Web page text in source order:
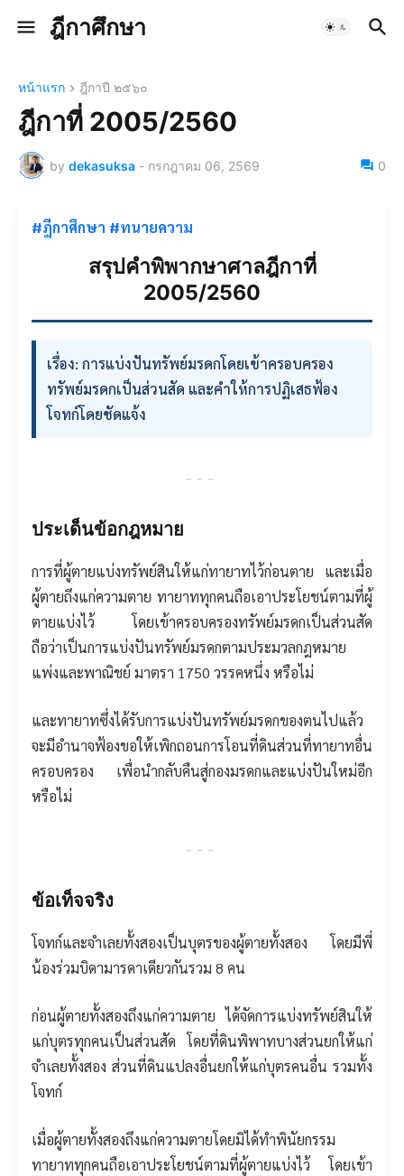
ฎีกาศึกษา
หน้าแรก ฎีกาปี ๒๕๖๐
ฎีกาที่ 2005/2560
by dekasuksa - กรกฎาคม 06, 2569 0
#ฎีกาศึกษา #ทนายความ
สรุปคำพิพากษาศาลฎีกาที่
2005/2560
เรื่อง: การแบ่งปันทรัพย์มรดกโดยเข้าครอบครอง
ทรัพย์มรดกเป็นส่วนสัด และคำให้การปฏิเสธฟ้อง
โจทก์โดยชัดแจ้ง
---
ประเด็นข้อกฎหมาย
การที่ผู้ตายแบ่งทรัพย์สินให้แก่ทายาทไว้ก่อนตาย และเมื่อ
ผู้ตายถึงแก่ความตาย ทายาททุกคนถือเอาประโยชน์ตามที่ผู้
ตายแบ่งไว้ โดยเข้าครอบครองทรัพย์มรดกเป็นส่วนสัด
ถือว่าเป็นการแบ่งปันทรัพย์มรดกตามประมวลกฎหมาย
แพ่งและพาณิชย์ มาตรา 1750 วรรคหนึ่ง หรือไม่
และทายาทซึ่งได้รับการแบ่งปันทรัพย์มรดกของตนไปแล้ว
จะมีอำนาจฟ้องขอให้เพิกถอนการโอนที่ดินส่วนที่ทายาทอื่น
ครอบครอง เพื่อนำกลับคืนสู่กองมรดกและแบ่งปันใหม่อีก
หรือไม่
---
ข้อเท็จจริง
โจทก์และจำเลยทั้งสองเป็นบุตรของผู้ตายทั้งสอง โดยมีพี่
น้องร่วมบิดามารดาเดียวกันรวม 8 คน
ก่อนผู้ตายทั้งสองถึงแก่ความตาย ได้จัดการแบ่งทรัพย์สินให้
แก่บุตรทุกคนเป็นส่วนสัด โดยที่ดินพิพาทบางส่วนยกให้แก่
จำเลยทั้งสอง ส่วนที่ดินแปลงอื่นยกให้แก่บุตรคนอื่น รวมทั้ง
โจทก์
เมื่อผู้ตายทั้งสองถึงแก่ความตายโดยมิได้ทำพินัยกรรม
ทายาททุกคนถือเอาประโยชน์ตามที่ผู้ตายแบ่งไว้ โดยเข้า